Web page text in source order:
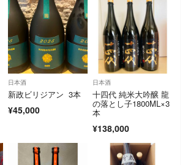
日本酒
新政ビリジアン 3本
¥45,000
日本酒
十四代 純米大吟醸 龍
の落とし子1800ML×3
本
¥138,000